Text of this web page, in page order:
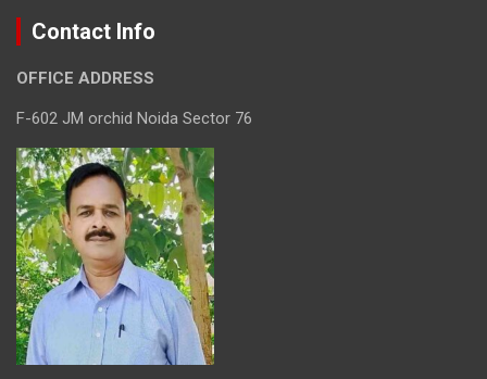
Contact Info
OFFICE ADDRESS
F-602 JM orchid Noida Sector 76